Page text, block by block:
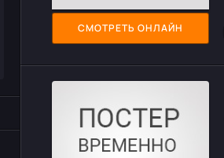
СМОТРЕТЬ ОНЛАЙН